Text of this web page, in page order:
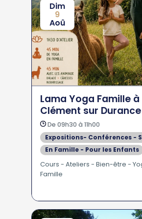
Dim
9
Aoû
Lama Yoga Famille
Clément sur Durance
De 09h30 à 11h00
Expositions- Conférences -
En Famille - Pour les Enfants
Cours - Ateliers - Bien-être -
Famille